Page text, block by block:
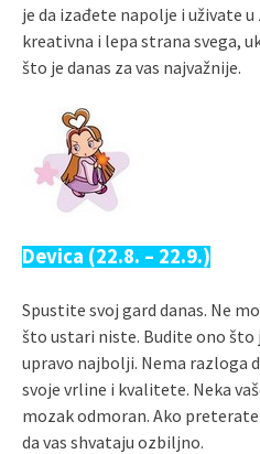
je da izađete napolje i uživate
kreativna i lepa strana svega,
što je danas za vas najvažnije.
Devica (22.8. – 22.9.)
Spustite svoj gard danas. Ne
što ustari niste. Budite ono
upravo najbolji. Nema razloga
svoje vrline i kvalitete. Neka
mozak odmoran. Ako
da vas shvataju ozbiljno.